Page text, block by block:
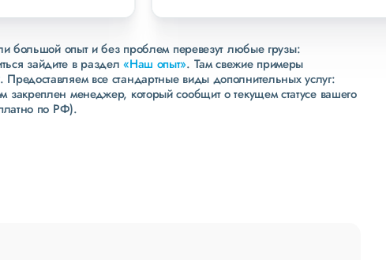
большой опыт и без проблем перевезут любые грузы:
зайдите в раздел«Наш опыт». Там свежие примеры
. Предоставляем все стандартные виды дополнительных услуг:
менеджер, который сообщит о текущем статусе вашего
по РФ).